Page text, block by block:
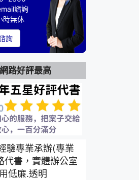
諮詢
時無休
詢
網路好評最高
驗專業承辦(專業
代書，實體辦公室
低廉.透明